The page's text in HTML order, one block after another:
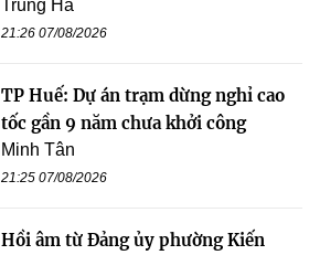
Trung Hà
21:26 07/08/2026
TP Huế: Dự án trạm dừng nghỉ cao
tốc gần 9 năm chưa khởi công
Minh Tân
21:25 07/08/2026
Hồi âm từ Đảng ủy phường Kiến